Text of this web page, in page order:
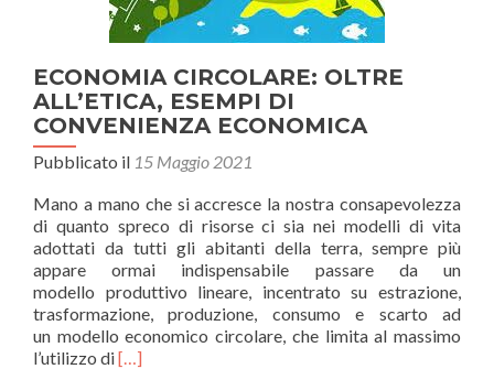
20%
la
di
ECONOMIA CIRCOLARE: OLTRE
ALL’ETICA, ESEMPI DI
CONVENIENZA ECONOMICA
Pubblicato il 15 Maggio 2021
Mano a mano che si accresce la nostra consapevolezza
di quanto spreco di risorse ci sia nei modelli di vita
adottati da tutti gli abitanti della terra, sempre più
appare ormai indispensabile passare da un
modello produttivo lineare, incentrato su estrazione,
trasformazione, produzione, consumo e scarto ad
un modello economico circolare, che limita al massimo
l’utilizzo diLeggi
[…]